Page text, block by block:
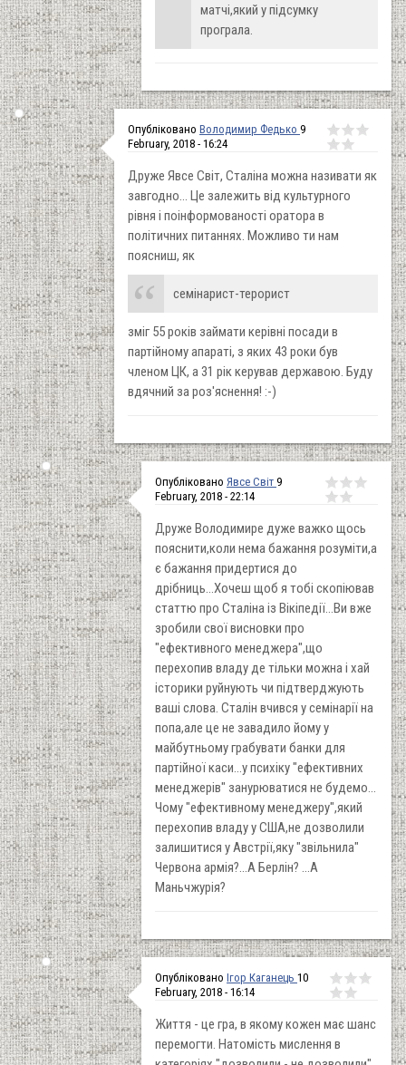
матчі,який у підсумку
програла.
Опубліковано Володимир Федько 9
February, 2018 - 16:24
Друже Явсе Світ, Сталіна можна називати як
завгодно... Це залежить від культурного
рівня і поінформованості оратора в
політичних питаннях. Можливо ти нам
поясниш, як
семінарист-терорист
зміг 55 років займати керівні посади в
партійному апараті, з яких 43 роки був
членом ЦК, а 31 рік керував державою. Буду
вдячний за роз'яснення! :-)
Опубліковано Явсе Світ 9
February, 2018 - 22:14
Друже Володимире дуже важко щось
пояснити,коли нема бажання розуміти,а
є бажання придертися до
дрібниць...Хочеш щоб я тобі скопіював
статтю про Сталіна із Вікіпедії...Ви вже
зробили свої висновки про
"ефективного менеджера",що
перехопив владу де тільки можна і хай
історики руйнують чи підтверджують
ваші слова. Сталін вчився у семінарії на
попа,але це не завадило йому у
майбутньому грабувати банки для
партійної каси...у психіку "ефективних
менеджерів" занурюватися не будемо...
Чому "ефективному менеджеру",який
перехопив владу у США,не дозволили
залишитися у Австрії,яку "звільнила"
Червона армія?...А Берлін? ...А
Маньчжурія?
Опубліковано Ігор Каганець 10
February, 2018 - 16:14
Життя - це гра, в якому кожен має шанс
перемогти. Натомість мислення в